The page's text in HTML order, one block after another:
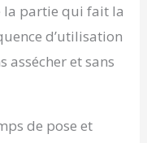
la partie qui fait la
d’utilisation
assécher et sans
de pose et